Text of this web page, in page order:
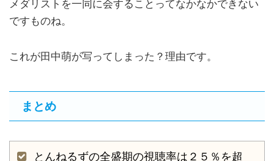
メダリストを一同に会することってなかなかできない
ですものね。
これが田中萌が写ってしまった？理由です。
まとめ
とんねるずの全盛期の視聴率は２５％を超